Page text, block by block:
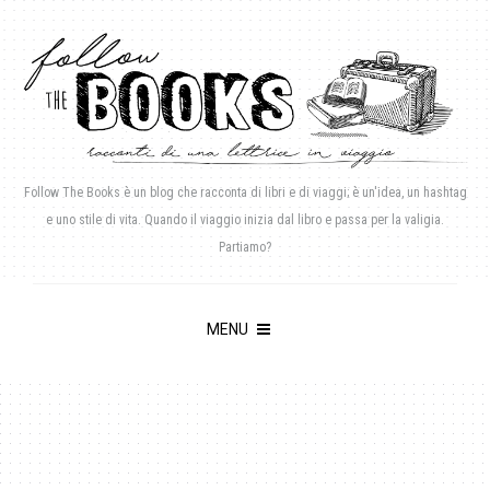
Follow The Books è un blog che racconta di libri e di viaggi; è un'idea, un hashtag
e uno stile di vita. Quando il viaggio inizia dal libro e passa per la valigia.
Partiamo?
MENU